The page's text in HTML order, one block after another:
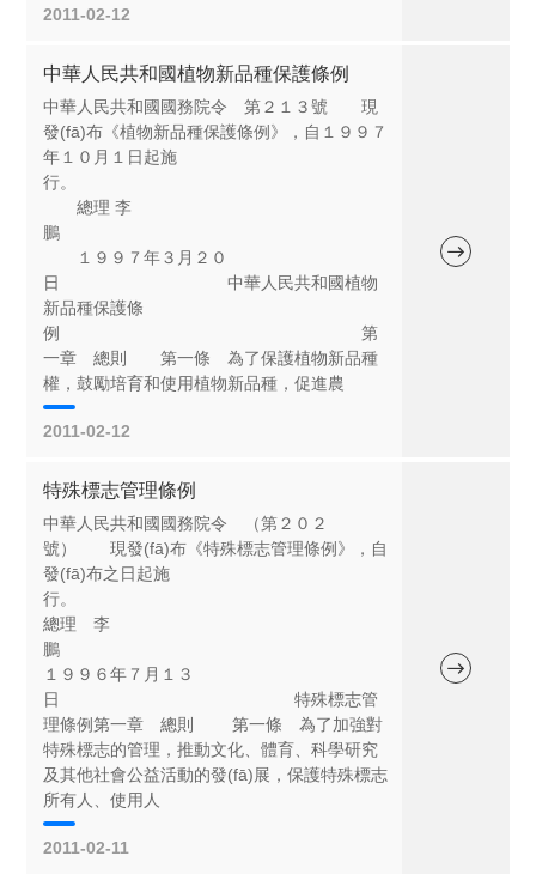
2011-02-12
中華人民共和國植物新品種保護條例
中華人民共和國國務院令 第２１３號 現
發(fā)布《植物新品種保護條例》，自１９９７
年１０月１日起施
行。
總理 李
鵬
１９９７年３月２０
日 中華人民共和國植物
新品種保護條
例 第
一章 總則 第一條 為了保護植物新品種
權，鼓勵培育和使用植物新品種，促進農
2011-02-12
特殊標志管理條例
中華人民共和國國務院令 （第２０２
號） 現發(fā)布《特殊標志管理條例》，自
發(fā)布之日起施
行
總理 李
鵬
１９９６年７月１３
日 特殊標志管
理條例第一章 總則 第一條 為了加強對
特殊標志的管理，推動文化、體育、科學研究
及其他社會公益活動的發(fā)展，保護特殊標志
所有人、使用人
2011-02-11